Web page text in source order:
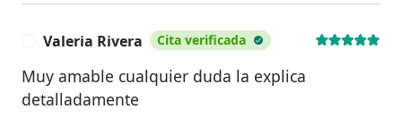
Valeria Rivera Cita verificada
Muy amable cualquier duda la explica
detalladamente